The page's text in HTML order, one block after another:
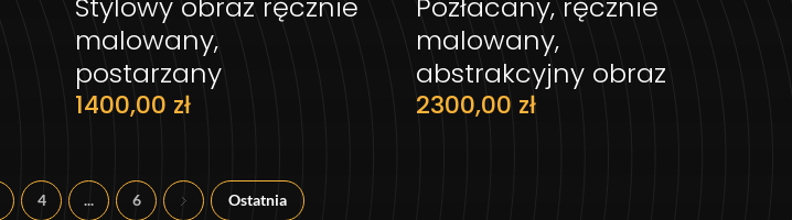
malowany,
postarzany
1400,00 zł
malowany,
abstrakcyjny obraz
2300,00 zł
4 ... 6 Ostatnia